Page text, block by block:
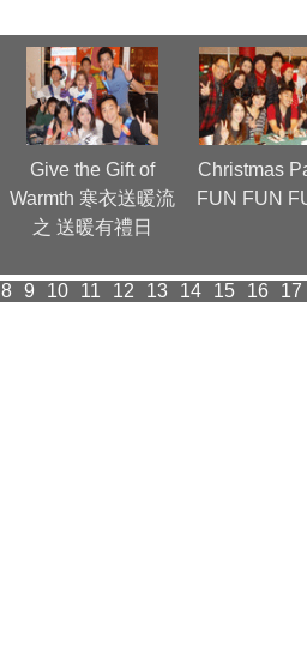
Give the Gift of
Warmth 寒衣送暖流
之 送暖有禮日
Christmas
FUN FUN
8 9 10 11 12 13 14 15 16 17